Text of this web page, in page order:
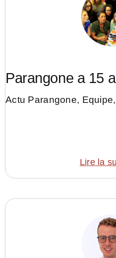
Parangone a 15
Actu Parangone, Equipe,
Lire la